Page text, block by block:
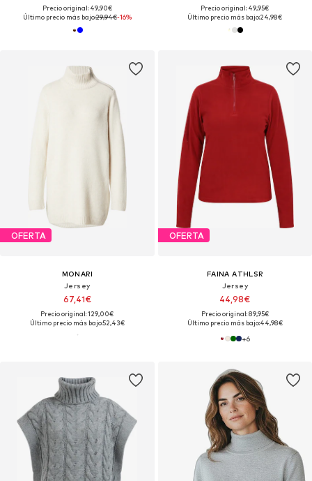
Precio original: 49,90€
Último precio más bajo:29,94€-16%
Precio original: 49,95€
Último precio más bajo:24,98€
OFERTA
MONARI
Jersey
67,41€
Precio original: 129,00€
Último precio más bajo:52,43€
OFERTA
FAINA ATHLSR
Jersey
44,98€
Precio original: 89,95€
Último precio más bajo:44,98€
+6